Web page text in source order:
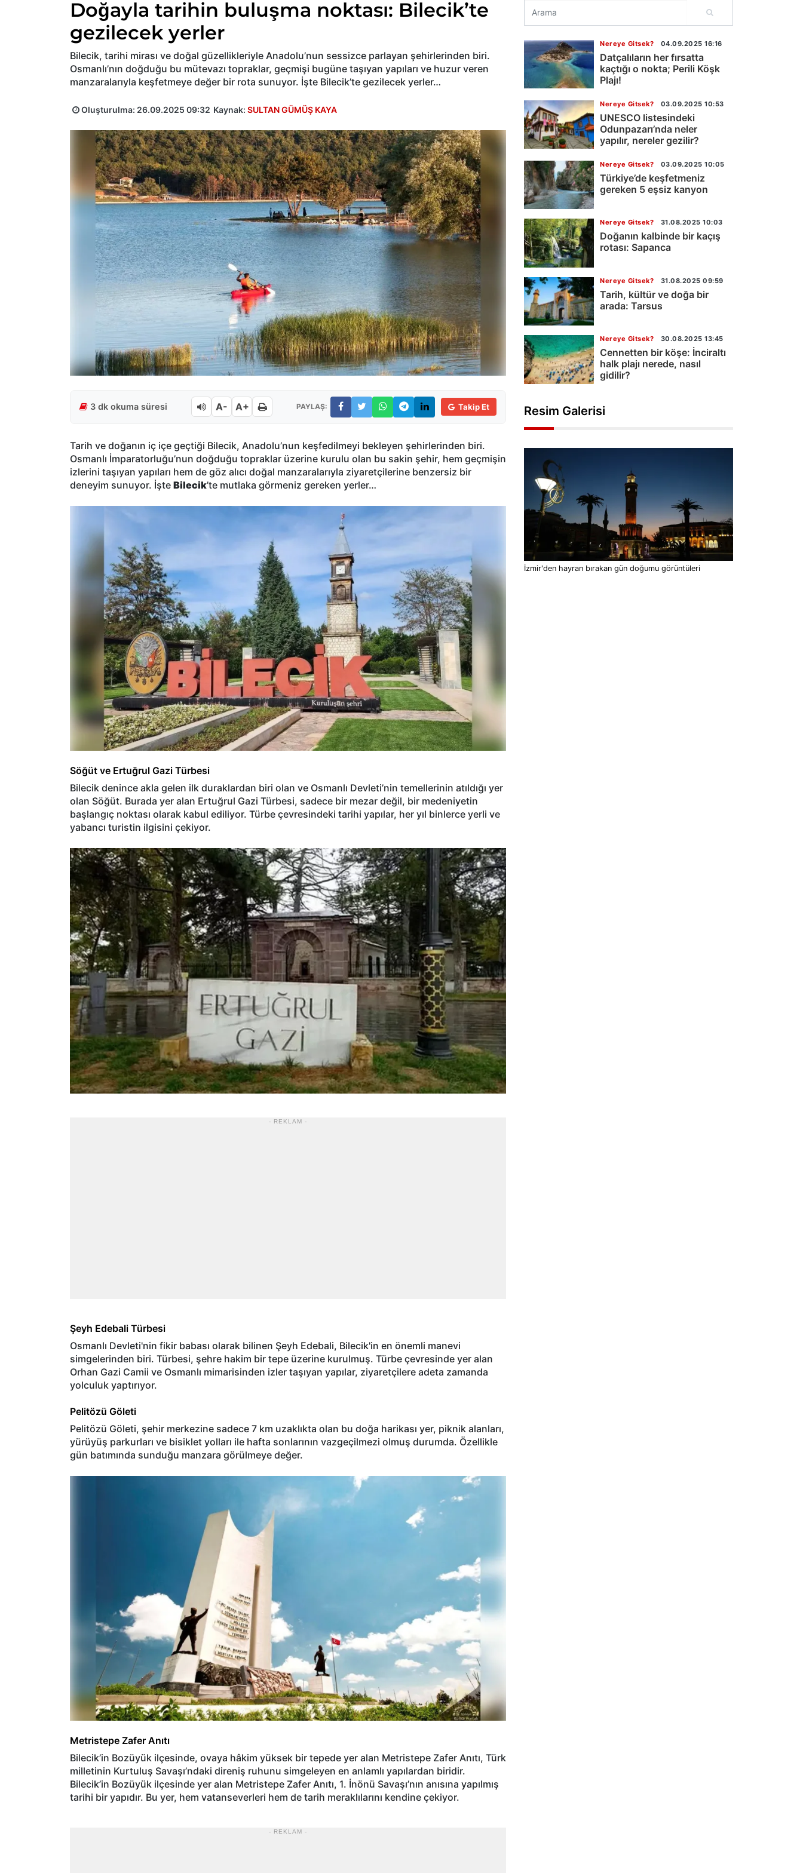
Doğayla tarihin buluşma noktası: Bilecik’te
gezilecek yerler
Bilecik, tarihi mirası ve doğal güzellikleriyle Anadolu’nun sessizce parlayan şehirlerinden biri.
Osmanlı’nın doğduğu bu mütevazı topraklar, geçmişi bugüne taşıyan yapıları ve huzur veren
manzaralarıyla keşfetmeye değer bir rota sunuyor. İşte Bilecik’te gezilecek yerler…
Oluşturulma: 26.09.2025 09:32 Kaynak: SULTAN GÜMÜŞ KAYA
3 dk okuma süresi A- A+ PAYLAŞ: Takip Et
Tarih ve doğanın iç içe geçtiği Bilecik, Anadolu’nun keşfedilmeyi bekleyen şehirlerinden biri.
Osmanlı İmparatorluğu’nun doğduğu topraklar üzerine kurulu olan bu sakin şehir, hem geçmişin
izlerini taşıyan yapıları hem de göz alıcı doğal manzaralarıyla ziyaretçilerine benzersiz bir
deneyim sunuyor. İşte Bilecik’te mutlaka görmeniz gereken yerler…
Söğüt ve Ertuğrul Gazi Türbesi
Bilecik denince akla gelen ilk duraklardan biri olan ve Osmanlı Devleti’nin temellerinin atıldığı yer
olan Söğüt. Burada yer alan Ertuğrul Gazi Türbesi, sadece bir mezar değil, bir medeniyetin
başlangıç noktası olarak kabul ediliyor. Türbe çevresindeki tarihi yapılar, her yıl binlerce yerli ve
yabancı turistin ilgisini çekiyor.
- REKLAM -
Şeyh Edebali Türbesi
Osmanlı Devleti'nin fikir babası olarak bilinen Şeyh Edebali, Bilecik'in en önemli manevi
simgelerinden biri. Türbesi, şehre hakim bir tepe üzerine kurulmuş. Türbe çevresinde yer alan
Orhan Gazi Camii ve Osmanlı mimarisinden izler taşıyan yapılar, ziyaretçilere adeta zamanda
yolculuk yaptırıyor.
Pelitözü Göleti
Pelitözü Göleti, şehir merkezine sadece 7 km uzaklıkta olan bu doğa harikası yer, piknik alanları,
yürüyüş parkurları ve bisiklet yolları ile hafta sonlarının vazgeçilmezi olmuş durumda. Özellikle
gün batımında sunduğu manzara görülmeye değer.
Metristepe Zafer Anıtı
Bilecik’in Bozüyük ilçesinde, ovaya hâkim yüksek bir tepede yer alan Metristepe Zafer Anıtı, Türk
milletinin Kurtuluş Savaşı’ndaki direniş ruhunu simgeleyen en anlamlı yapılardan biridir.
Bilecik’in Bozüyük ilçesinde yer alan Metristepe Zafer Anıtı, 1. İnönü Savaşı’nın anısına yapılmış
tarihi bir yapıdır. Bu yer, hem vatanseverleri hem de tarih meraklılarını kendine çekiyor.
- REKLAM -
Nereye Gitsek? 04.09.2025 16:16
Datçalıların her fırsatta
kaçtığı o nokta; Perili Köşk
Plajı!
Nereye Gitsek? 03.09.2025 10:53
UNESCO listesindeki
Odunpazarı’nda neler
yapılır, nereler gezilir?
Nereye Gitsek? 03.09.2025 10:05
Türkiye’de keşfetmeniz
gereken 5 eşsiz kanyon
Nereye Gitsek? 31.08.2025 10:03
Doğanın kalbinde bir kaçış
rotası: Sapanca
Nereye Gitsek? 31.08.2025 09:59
Tarih, kültür ve doğa bir
arada: Tarsus
Nereye Gitsek? 30.08.2025 13:45
Cennetten bir köşe: İnciraltı
halk plajı nerede, nasıl
gidilir?
Resim Galerisi
İzmir'den hayran bırakan gün doğumu görüntüleri